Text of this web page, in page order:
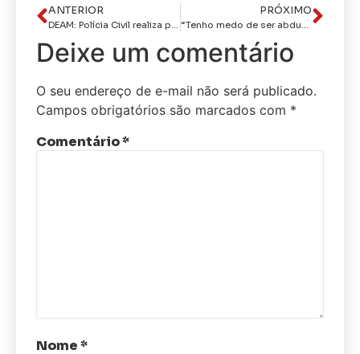
ANTERIOR PRÓXIMO
Deixe um comentário
O seu endereço de e-mail não será publicado.
Campos obrigatórios são marcados com *
Comentário*
Nome*